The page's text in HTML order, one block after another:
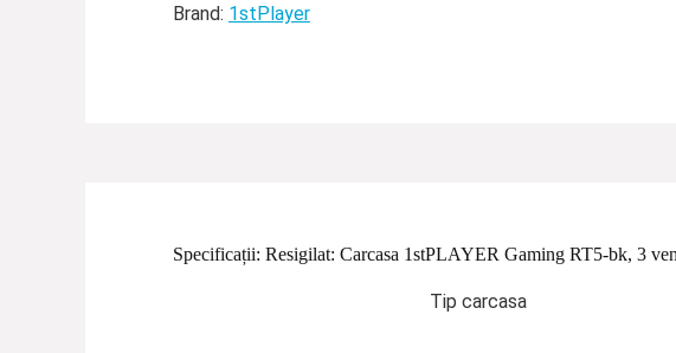
Brand: 1stPlayer
Specificații: Resigilat: Carcasa 1stPLAYER Gaming RT5-bk, 3
Tip carcasa